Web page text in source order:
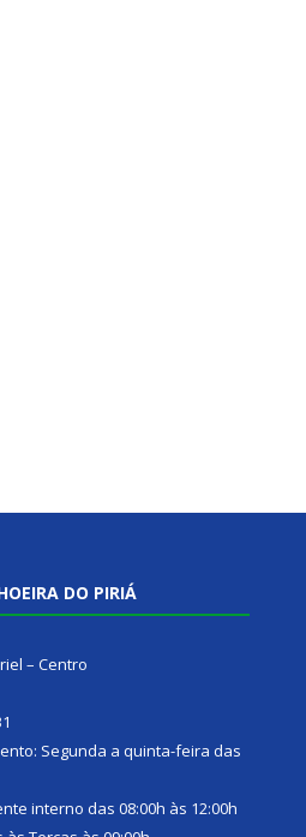
DO PIRIÁ
– Centro
Segunda a quinta-feira das
interno das 08:00h às 12:00h